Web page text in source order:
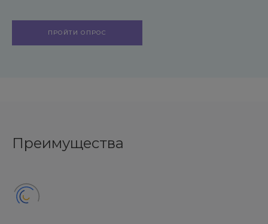
ПРОЙТИ ОПРОС
Преимущества